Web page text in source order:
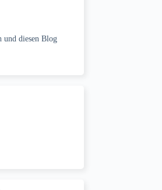
und diesen Blog